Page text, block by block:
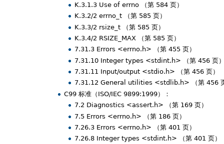
K.3.1.3 Use of errno （第 584 页）
K.3.2/2 errno_t （第 585 页）
K.3.3/2 rsize_t （第 585 页）
K.3.4/2 RSIZE_MAX （第 585 页）
7.31.3 Errors <errno.h> （第 455 页）
7.31.10 Integer types <stdint.h> （第 456 页
7.31.11 Input/output <stdio.h> （第 456 页）
7.31.12 General utilities <stdlib.h> （第 456
C99 标准（ISO/IEC 9899:1999）：
7.2 Diagnostics <assert.h> （第 169 页）
7.5 Errors <errno.h> （第 186 页）
7.26.3 Errors <errno.h> （第 401 页）
7.26.8 Integer types <stdint.h> （第 401 页）